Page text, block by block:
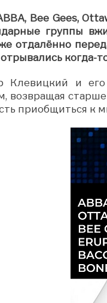
Bee Gees,
группы
отдалённо
когда-
Клевицкий и
возвращая
приобщиться к